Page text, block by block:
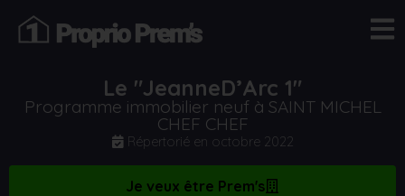
Le "JeanneD’Arc 1"
Programme immobilier neuf à SAINT MICHEL
CHEF CHEF
Répertorié en octobre 2022
Je veux être Prem's